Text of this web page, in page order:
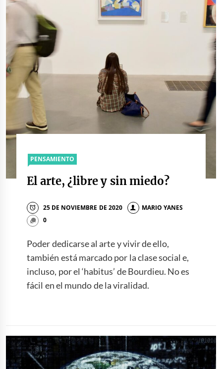
PENSAMIENTO
El arte, ¿libre y sin miedo?
25 DE NOVIEMBRE DE 2020
MARIO YANES
0
Poder dedicarse al arte y vivir de ello,
también está marcado por la clase social e,
incluso, por el ‘habitus’ de Bourdieu. No es
fácil en el mundo de la viralidad.